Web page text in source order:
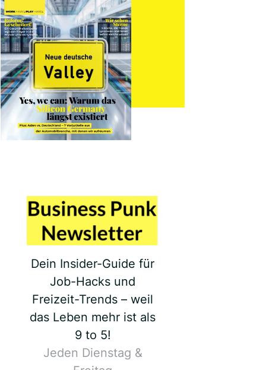
Dein Insider-Guide für
Job-Hacks und
Freizeit-Trends – weil
das Leben mehr ist als
9 to 5!
Jeden Dienstag &